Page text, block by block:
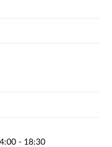
- 18:30